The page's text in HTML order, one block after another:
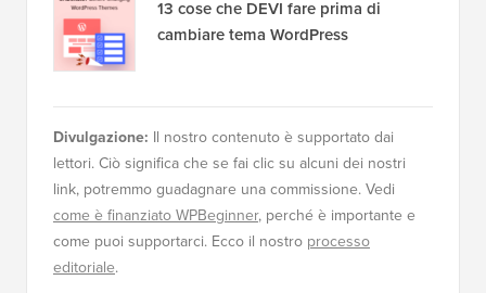
13 cose che DEVI fare prima di
cambiare tema WordPress
Divulgazione: Il nostro contenuto è supportato dai
lettori. Ciò significa che se fai clic su alcuni dei nostri
link, potremmo guadagnare una commissione. Vedi
come è finanziato WPBeginner, perché è importante e
come puoi supportarci. Ecco il nostro processo
editoriale.